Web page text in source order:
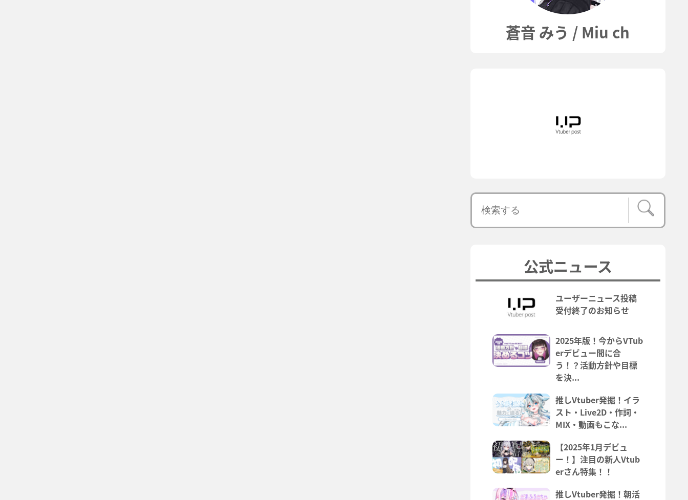
蒼音 みう / Miu ch
公式ニュース
ユーザーニュース投稿
受付終了のお知らせ
2025年版！今からVTub
erデビュー間に合
う！？活動方針や目標
を決...
推しVtuber発掘！イラ
スト・Live2D・作詞・
MIX・動画もこな...
【2025年1月デビュ
ー！】注目の新人Vtub
erさん特集！！
推しVtuber発掘！朝活